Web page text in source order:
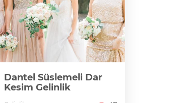
Dantel Süslemeli Dar
Kesim Gelinlik